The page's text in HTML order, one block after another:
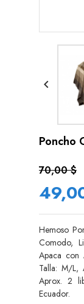

Poncho
70,00 $
Hemoso
Comodo,
Apaca con
Talla: M/L,
Aprox. 2
Ecuador.